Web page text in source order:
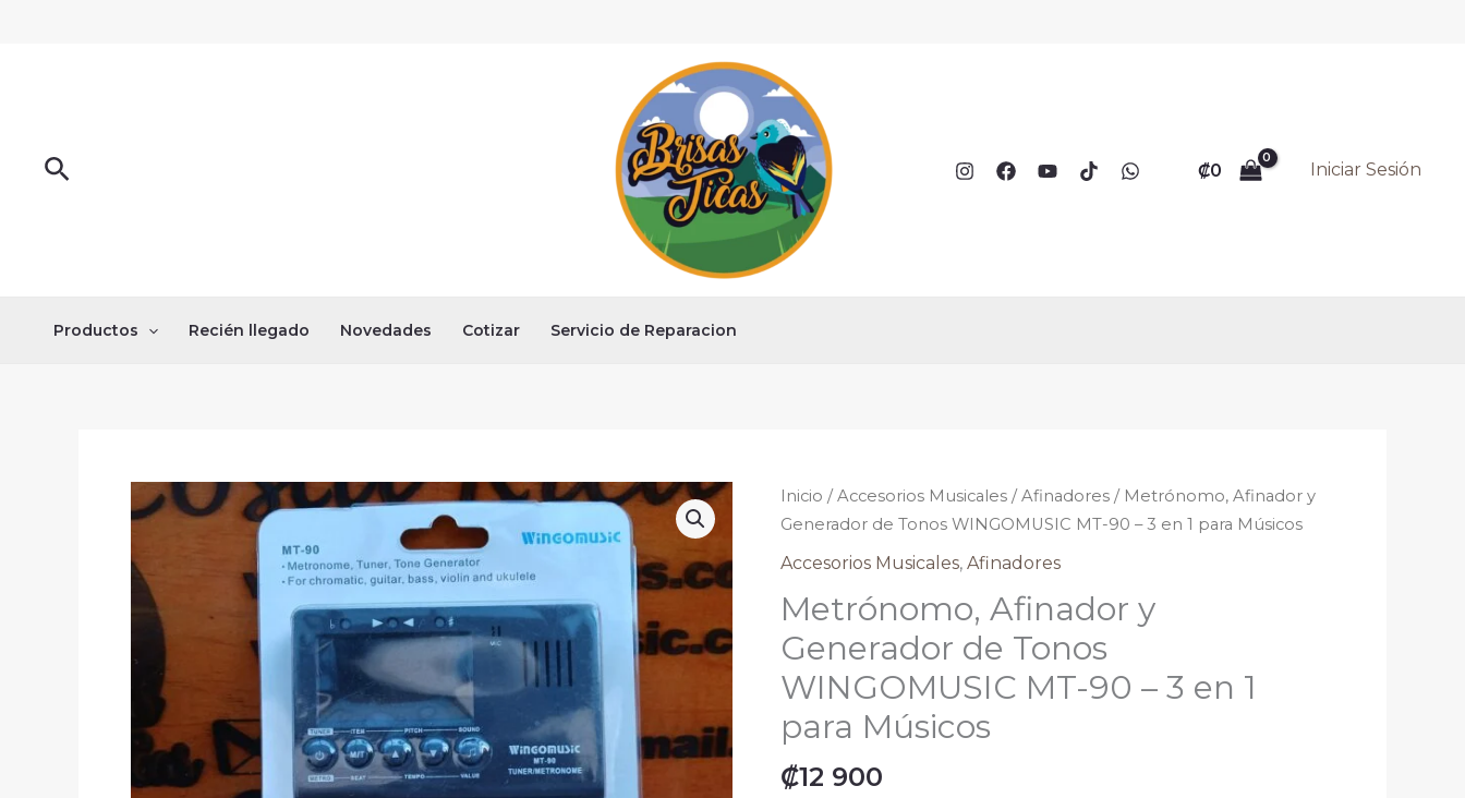
Buscar ₡0 Iniciar Sesión
Productos Recién llegado Novedades Cotizar Servicio de Reparacion
Inicio /Accesorios Musicales /Afinadores / Metrónomo, Afinador y
Generador de Tonos WINGOMUSIC MT-90 – 3 en 1 para Músicos
Accesorios Musicales,Afinadores
Metrónomo, Afinador y
Generador de Tonos
WINGOMUSIC MT-90 – 3 en 1
para Músicos
₡12 900